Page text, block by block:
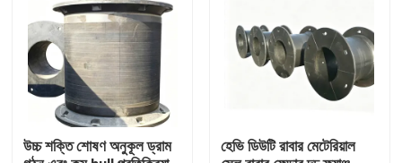
পণ্য
ভিডিও
আমাদের সম্পর্কে
উচ্চ শক্তি শোষণ অনুকূল ড্রাম
হেভি ডিউটি রাবার মেটেরিয়াল